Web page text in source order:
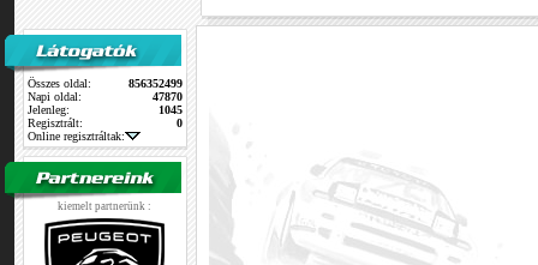
Összes oldal:
856352499
Napi oldal:
47870
Jelenleg:
1045
Regisztrált:
0
Online regisztráltak:
kiemelt partnerünk :